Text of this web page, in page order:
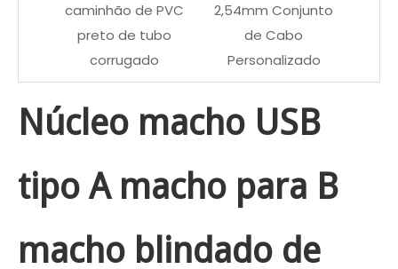
caminhão de PVC
preto de tubo
corrugado
2,54mm Conjunto
de Cabo
Personalizado
Núcleo macho USB
tipo A macho para B
macho blindado de